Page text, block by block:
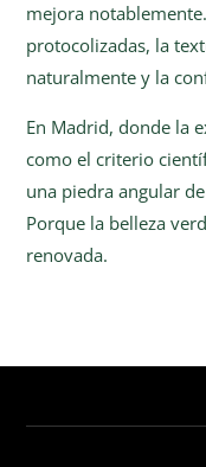
mejora
protocolizadas, la
naturalmente y la
En Madrid, donde la
como el criterio
una piedra angular
Porque la belleza
renovada.